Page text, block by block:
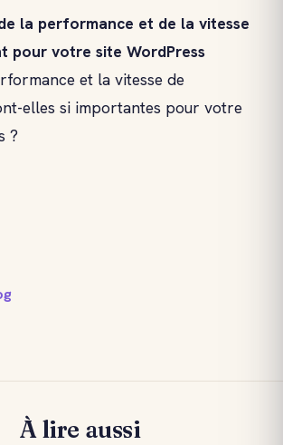
la performance et de la vitesse
pour votre site WordPress
et la vitesse de
elles si importantes pour votre
?
À lire aussi